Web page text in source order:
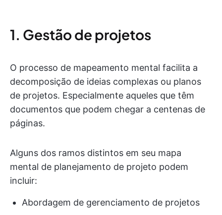
1. Gestão de projetos
O processo de mapeamento mental facilita a
decomposição de ideias complexas ou planos
de projetos. Especialmente aqueles que têm
documentos que podem chegar a centenas de
páginas.
Alguns dos ramos distintos em seu mapa
mental de planejamento de projeto podem
incluir:
Abordagem de gerenciamento de projetos